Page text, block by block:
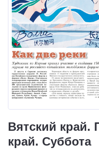
Вятский край.
край. Суббота